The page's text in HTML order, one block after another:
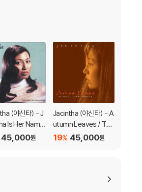
(야신타) - J
Is Her Name:
to Julie L
45,000원
Jacintha (야신타) - A
utumn Leaves / The
Songs Of Johnny M
45,000원
19%